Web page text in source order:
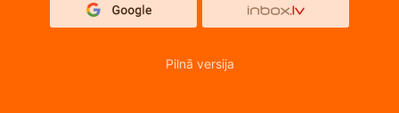
Pilnā versija